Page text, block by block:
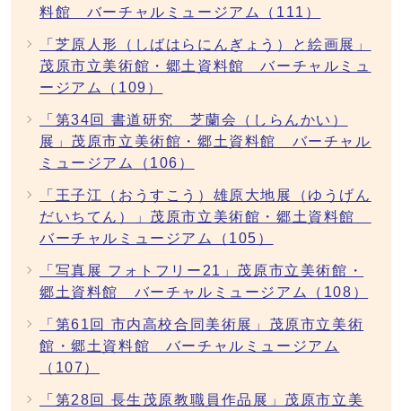
料館 バーチャルミュージアム（111）
「芝原人形（しばはらにんぎょう）と絵画展」
茂原市立美術館・郷土資料館 バーチャルミュ
ージアム（109）
「第34回 書道研究 芝蘭会（しらんかい）
展」茂原市立美術館・郷土資料館 バーチャル
ミュージアム（106）
「王子江（おうすこう）雄原大地展（ゆうげん
だいちてん）」茂原市立美術館・郷土資料館
バーチャルミュージアム（105）
「写真展 フォトフリー21」茂原市立美術館・
郷土資料館 バーチャルミュージアム（108）
「第61回 市内高校合同美術展」茂原市立美術
館・郷土資料館 バーチャルミュージアム
（107）
「第28回 長生茂原教職員作品展」茂原市立美